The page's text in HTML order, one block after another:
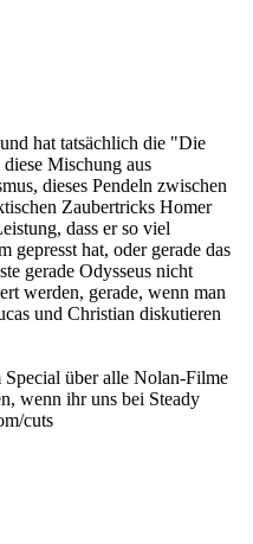
hat tatsächlich die "Die
Mischung aus
dieses Pendeln zwischen
Zaubertricks Homer
dass er so viel
gepresst hat, oder gerade das
gerade Odysseus nicht
werden, gerade, wenn man
und Christian diskutieren
über alle Nolan-Filme
wenn ihr uns bei Steady
cuts